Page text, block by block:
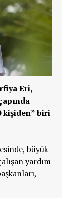
Eri,
kişiden” biri
büyük
yardım